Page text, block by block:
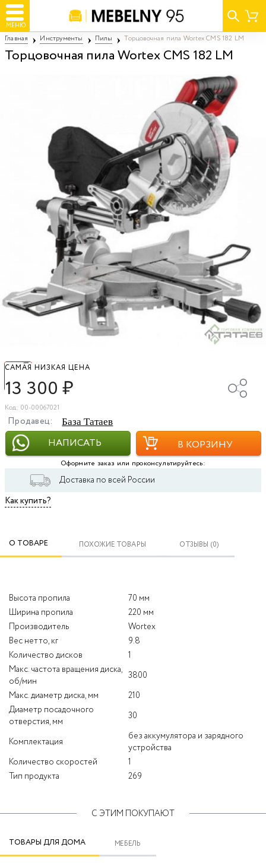
МЕНЮ
Главная Инструменты Пилы Торцовочная пила Wortex CMS 182 LM
Торцовочная пила Wortex CMS 182 LM
САМАЯ НИЗКАЯ ЦЕНА
13 300₽
Код: 00-00067021
Продавец: База Татаев
НАПИСАТЬ В КОРЗИНУ
Оформите заказ или проконсультируйтесь:
Доставка по всей России
Как купить?
О ТОВАРЕ ПОХОЖИЕ ТОВАРЫ ОТЗЫВЫ (0)
Высота пропила
70 мм
Ширина пропила
220 мм
Производитель
Wortex
Вес нетто, кг
9.8
Количество дисков
1
Макс. частота вращения диска,
об/мин
3800
Макс. диаметр диска, мм
210
Диаметр посадочного
отверстия, мм
30
Комплектация
без аккумулятора и зарядного
устройства
Количество скоростей
1
Тип продукта
269
С ЭТИМ ПОКУПАЮТ
ТОВАРЫ ДЛЯ ДОМА МЕБЕЛЬ